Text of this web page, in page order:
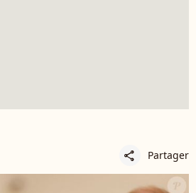
share Partager